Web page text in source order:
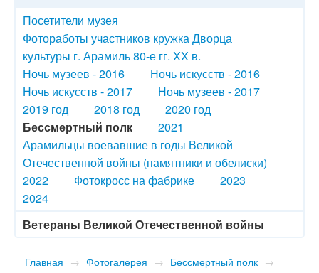
Посетители музея
Фотоработы участников кружка Дворца
культуры г. Арамиль 80-е гг. XX в.
Ночь музеев - 2016
Ночь искусств - 2016
Ночь искусств - 2017
Ночь музеев - 2017
2019 год
2018 год
2020 год
Бессмертный полк
2021
Арамильцы воевавшие в годы Великой
Отечественной войны (памятники и обелиски)
2022
Фотокросс на фабрике
2023
2024
Ветераны Великой Отечественной войны
Главная → Фотогалерея → Бессмертный полк →